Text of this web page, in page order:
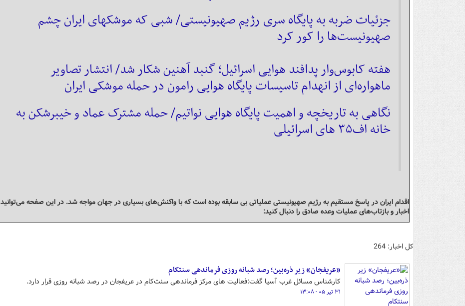
جزئیات ضربه به پایگاه سری رژیم صهیونیستی/ شبی که موشک‎های ایران چشم
صهیونیست‌ها را کور کرد
هفته کابوس‌وار پدافند هوایی اسرائیل؛ گنبد آهنین شکار شد/ انتشار تصاویر
ماهواره‌ای از انهدام تاسیسات پایگاه هوایی رامون در حمله موشکی ایران
نگاهی به تاریخچه و اهمیت پایگاه هوایی نواتیم/ حمله مشترک عماد و خیبرشکن به
خانه اف۳۵ های اسرائیلی
اقدام ایران در پاسخ مستقیم به رژیم صهیونیستی عملیاتی بی سابقه بوده است که با واکنش‌های بسیاری در جهان مواجه شد. در این صفحه می‌توانید
اخبار و بازتاب‌های عملیات وعده صادق را دنبال کنید:
کل اخبار: 264
«عریفجان» زیر ذره‌بین؛ رصد شبانه روزی فرماندهی سنتکام
کارشناس مسائل غرب آسیا گفت:فعالیت های مرکز فرماندهی سنت‌کام در عریفجان در رصد شبانه روزی قرار دارد.
۳۱ تیر ۰۵ - ۱۳:۰۸